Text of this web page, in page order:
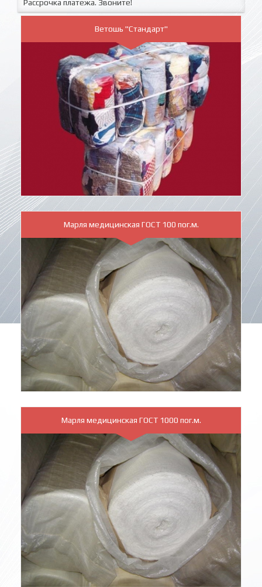
Рассрочка платежа. Звоните!
Ветошь "Стандарт"
Марля медицинская ГОСТ 100 пог.м.
Марля медицинская ГОСТ 1000 пог.м.